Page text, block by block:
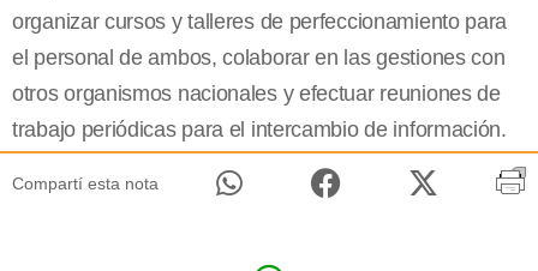
organizar cursos y talleres de perfeccionamiento para
el personal de ambos, colaborar en las gestiones con
otros organismos nacionales y efectuar reuniones de
trabajo periódicas para el intercambio de información.
Compartí esta nota